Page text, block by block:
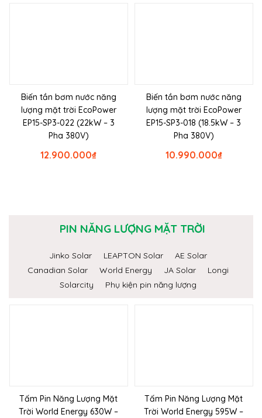
Biến tần bơm nước năng
lượng mặt trời EcoPower
EP15-SP3-022 (22kW – 3
Pha 380V)
₫
12.900.000
Biến tần bơm nước năng
lượng mặt trời EcoPower
EP15-SP3-018 (18.5kW – 3
Pha 380V)
₫
10.990.000
PIN NĂNG LƯỢNG MẶT TRỜI
Jinko Solar LEAPTON Solar
AE Solar
Canadian Solar
World Energy JA Solar
Longi
Solarcity
Phụ kiện pin năng lượng
Tấm Pin Năng Lượng Mặt
Trời World Energy 630W –
Tấm Pin Năng Lượng Mặt
Trời World Energy 595W –